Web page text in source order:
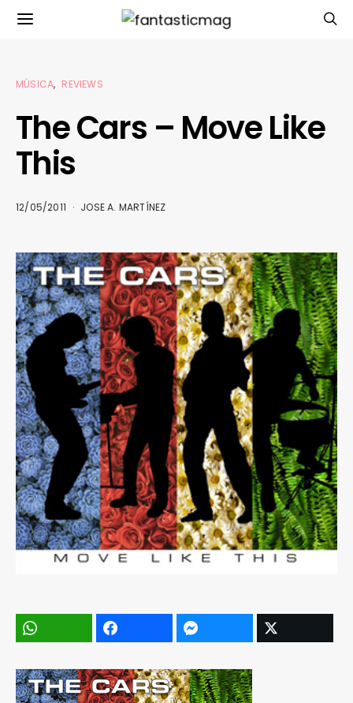
MÚSICA REVIEWS
The Cars – Move Like
This
12/05/2011 JOSE A. MARTÍNEZ